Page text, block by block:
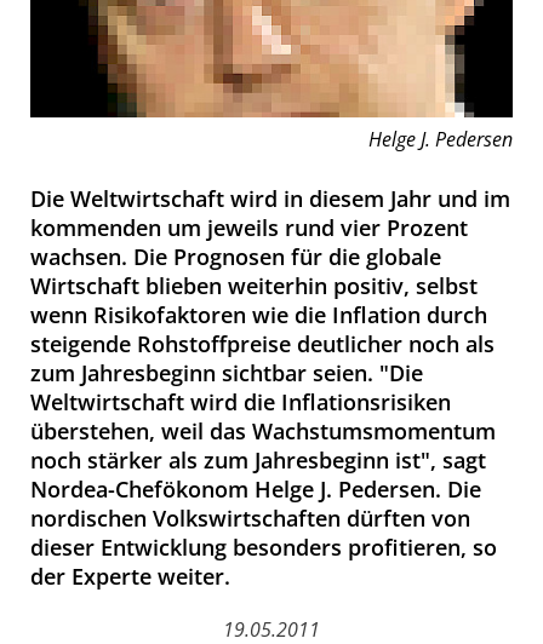
Helge J. Pedersen
Die Weltwirtschaft wird in diesem Jahr und im
kommenden um jeweils rund vier Prozent
wachsen. Die Prognosen für die globale
Wirtschaft blieben weiterhin positiv, selbst
wenn Risikofaktoren wie die Inflation durch
steigende Rohstoffpreise deutlicher noch als
zum Jahresbeginn sichtbar seien. "Die
Weltwirtschaft wird die Inflationsrisiken
überstehen, weil das Wachstumsmomentum
noch stärker als zum Jahresbeginn ist", sagt
Nordea-Chefökonom Helge J. Pedersen. Die
nordischen Volkswirtschaften dürften von
dieser Entwicklung besonders profitieren, so
der Experte weiter.
19.05.2011